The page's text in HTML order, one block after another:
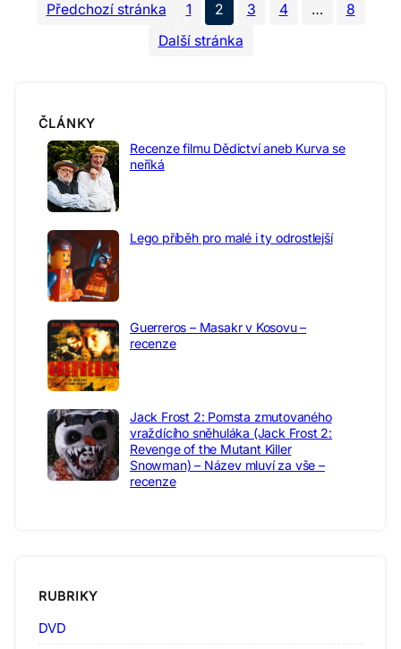
Předchozí stránka 1 2 3 4 …
8
Další stránka
ČLÁNKY
Recenze filmu Dědictví aneb Kurva se
neříká
Lego příběh pro malé i ty odrostlejší
Guerreros – Masakr v Kosovu –
recenze
Jack Frost 2: Pomsta zmutovaného
vraždícího sněhuláka (Jack Frost 2:
Revenge of the Mutant Killer
Snowman) – Název mluví za vše –
recenze
RUBRIKY
DVD